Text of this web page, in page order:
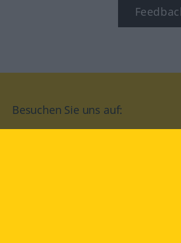
Besuchen Sie uns auf: